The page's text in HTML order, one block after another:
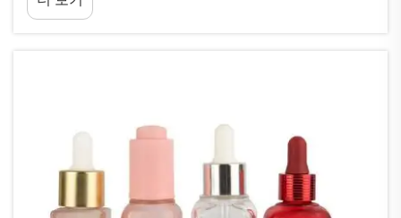
기 있는 유리 화장품 병 7가지를 살펴보겠습니다...